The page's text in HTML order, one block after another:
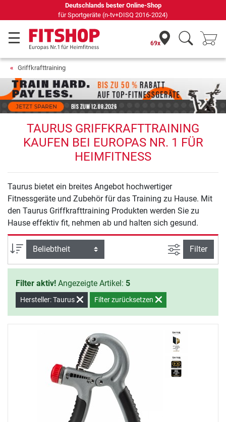
Deutschlands bester Online-Shop
für Sportgeräte (n-tv+DISQ 2016-2024)
69x
Griffkrafttraining
TAURUS GRIFFKRAFTTRAINING
KAUFEN BEI EUROPAS NR. 1 FÜR
HEIMFITNESS
Taurus bietet ein breites Angebot hochwertiger
Fitnessgeräte und Zubehör für das Training zu Hause. Mit
den Taurus Griffkrafttraining Produkten werden Sie zu
Hause effektiv fit, nehmen ab und halten sich gesund.
Sortierung Ansicht
Filter
Filter aktiv! Angezeigte Artikel: 5
Hersteller: Taurus Filter zurücksetzen